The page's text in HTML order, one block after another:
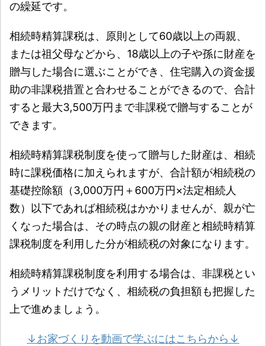
の繰延です。
相続時精算課税は、原則として60歳以上の両親、
または祖父母などから、18歳以上の子や孫に財産を
贈与した場合に選ぶことができ、住宅購入の資金援
助の非課税措置と合わせることができるので、合計
すると最大3,500万円まで非課税で贈与することが
できます。
相続時精算課税制度を使って贈与した財産は、相続
時に課税価格に加えられますが、合計額が相続税の
基礎控除額（3,000万円＋600万円×法定相続人
数）以下であれば相続税はかかりませんが、親が亡
くなった場合は、その時点の親の財産と相続時精算
課税制度を利用した分が相続税の対象になります。
相続時精算課税制度を利用する場合は、非課税とい
うメリットだけでなく、相続税の負担額も把握した
上で進めましょう。
↓お家づくりを動画で学ぶにはこちらから↓